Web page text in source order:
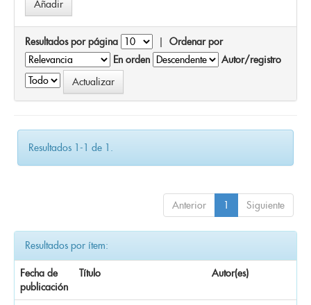
Resultados por página | Ordenar por
En orden
Autor/registro
Resultados 1-1 de 1.
Anterior 1 Siguiente
Resultados por ítem:
Fecha de
publicación
Título Autor(es)